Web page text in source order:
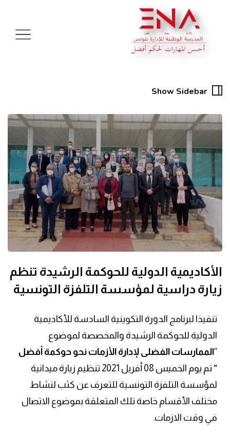
Show Sidebar
الأكاديمية الدولية للحوكمة الرشيدة تنظم
زيارة دراسية لمؤسسة التلفزة التونسية
تنفيذا لبرنامج الدورة التكوينية السادسة للأكاديمية
الدولية للحوكمة الرشيدة والمخصصة لموضوع
“الممارسات الفضلى لإدارة الأزمات نحو حوكمة أفضل
“
تم يوم الخميس 08 أفريل 2021 تنظيم زيارة ميدانية
لمؤسسة التلفزة التونسية للتعرف عن كثب لنشاط
مختلف الأقسام خاصة تلك المتعلقة بموضوع الاتصال
في وقت الازمات.